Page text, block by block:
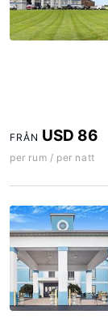
FRÅN USD 86
per rum / per natt